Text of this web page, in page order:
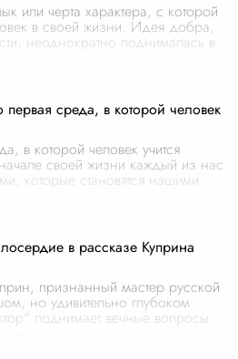
или черта характера, с которой
в своей жизни. Идея добра,
неоднократно поднималась в
среда, в которой человек
в которой человек учится
своей жизни каждый из нас
которые становятся нашими
в рассказе Куприна
признанный мастер русской
но удивительно глубоком
поднимает вечные вопросы